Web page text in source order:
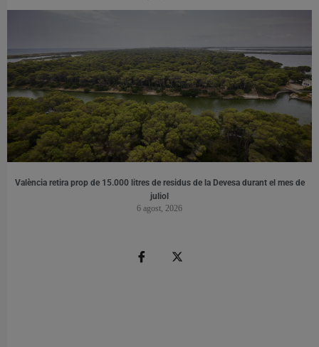
València retira prop de 15.000 litres de residus de la Devesa durant el mes de
juliol
6 agost, 2026